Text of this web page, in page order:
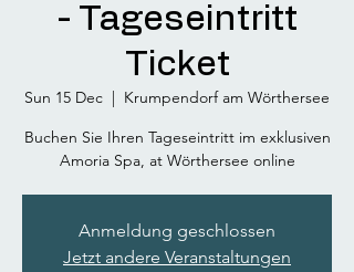
- Tageseintritt
Ticket
Sun 15 Dec
  |
Krumpendorf am Wörthersee
Buchen Sie Ihren Tageseintritt im exklusiven
Amoria Spa, at Wörthersee online
Anmeldung geschlossen
Jetzt andere Veranstaltungen